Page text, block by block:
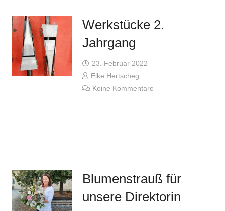
Werkstücke 2.
Jahrgang
23. Februar 2022
Elke Hertscheg
Keine Kommentare
Blumenstrauß für
unsere Direktorin